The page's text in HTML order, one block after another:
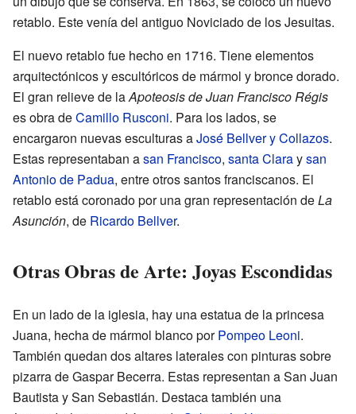
retablo. Este venía del antiguo Noviciado de los Jesuitas.
El nuevo retablo fue hecho en 1716. Tiene elementos
arquitectónicos y escultóricos de mármol y bronce dorado.
El gran relieve de laApoteosis de Juan Francisco Régis
es obra deCamillo Rusconi. Para los lados, se
encargaron nuevas esculturas aJosé Bellver y Collazos.
Estas representaban asan Francisco, santa Claraysan
Antonio de Padua, entre otros santos franciscanos. El
retablo está coronado por una gran representación deLa
Asunción, de Ricardo Bellver.
Otras Obras de Arte: Joyas Escondidas
En un lado de la iglesia, hay una estatua de la princesa
Juana, hecha de mármol blanco porPompeo Leoni.
También quedan dos altares laterales con pinturas sobre
pizarra de Gaspar Becerra. Estas representan a San Juan
Bautista y San Sebastián. Destaca también una